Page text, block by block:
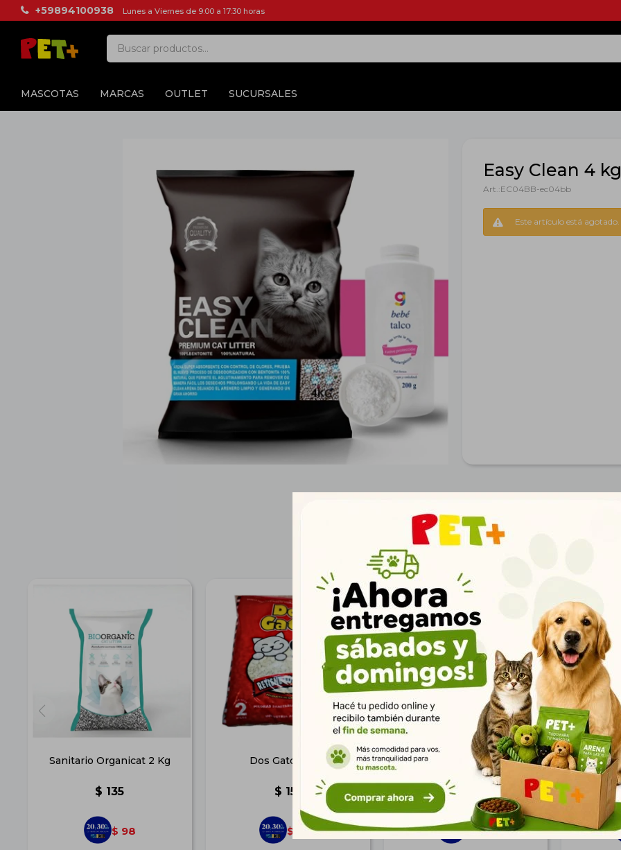
MASCOTAS MARCAS OUTLET SUCURSALES
+59894100938 Lunes a Viernes de 9:00 a 17:30 horas
Easy Clean 4
EC04BB-ec04bb
Este artículo está agotado.
Productos que te pueden interesar
Sanitario Organicat 2 Kg
$ 135
$ 98
Dos Gatos 2 Kg
$ 151
$ 109
Purland Cat Litter Cotton
Candy 4Kg/5Lts
$
$ 163